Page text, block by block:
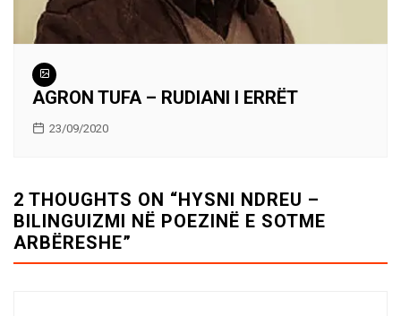
AGRON TUFA – RUDIANI I ERRËT
23/09/2020
2 THOUGHTS ON “HYSNI NDREU –
BILINGUIZMI NË POEZINË E SOTME
ARBËRESHE”